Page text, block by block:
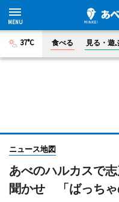
37°C 食べる 見る・遊
ニュース地図
あべのハルカスで
聞かせ 「ばっちゃ